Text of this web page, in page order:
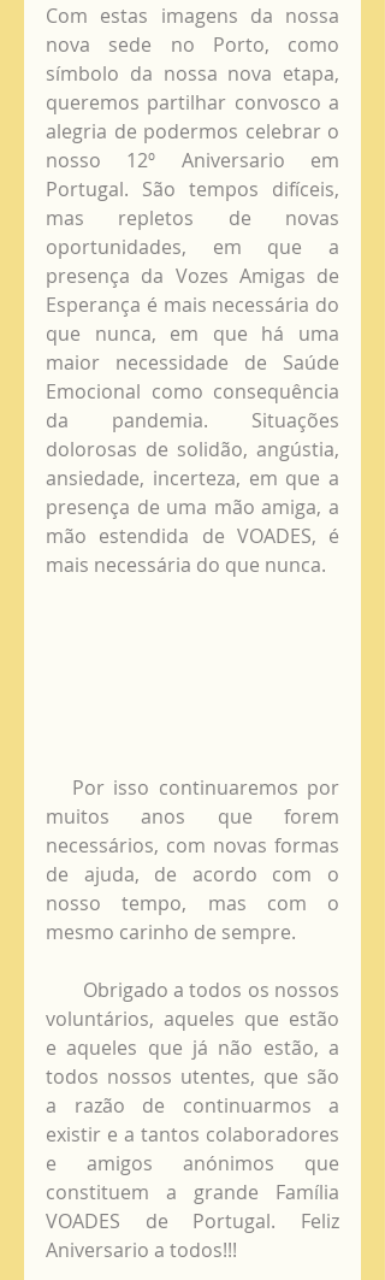
Com estas imagens da nossa
nova sede no Porto, como
símbolo da nossa nova etapa,
queremos partilhar convosco a
alegria de podermos celebrar o
nosso 12º Aniversario em
Portugal. São tempos difíceis,
mas repletos de novas
oportunidades, em que a
presença da Vozes Amigas de
Esperança é mais necessária do
que nunca, em que há uma
maior necessidade de Saúde
Emocional como consequência
da pandemia. Situações
dolorosas de solidão, angústia,
ansiedade, incerteza, em que a
presença de uma mão amiga, a
mão estendida de VOADES, é
mais necessária do que nunca.
muitos anos que forem
necessários, com novas formas
de ajuda, de acordo com o
nosso tempo, mas com o
mesmo carinho de sempre.
voluntários, aqueles que estão
e aqueles que já não estão, a
todos nossos utentes, que são
a razão de continuarmos a
existir e a tantos colaboradores
e amigos anónimos que
constituem a grande Família
VOADES de Portugal. Feliz
Aniversario a todos!!!